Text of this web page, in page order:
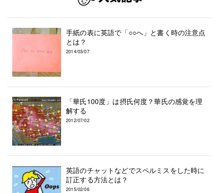
手紙の表に英語で「○○へ」と書く時の注意点
とは？
2014/03/07
「華氏100度」は摂氏何度？華氏の感覚を理
解する
2012/07/02
英語のチャットなどでスペルミスをした時に
訂正する方法とは？
2015/02/06